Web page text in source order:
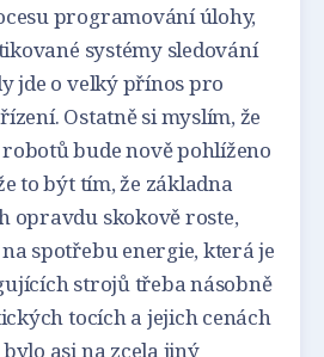
programování úlohy,
systémy sledování
jde o velký přínos pro
Ostatně si myslím, že
bude nově pohlíženo
to být tím, že základna
opravdu skokově roste,
spotřebu energie, která je
strojů třeba násobně
tocích a jejich cenách
asi na zcela jiný